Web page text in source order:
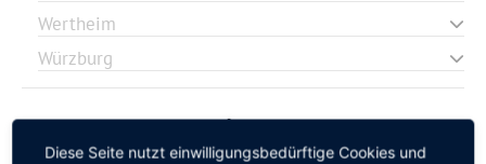
Wertheim
Würzburg
Diese Seite nutzt einwilligungsbedürftige Cookies und